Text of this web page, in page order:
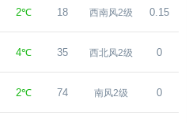
2℃ 18 西南风2级 0.15
4℃ 35 西北风2级 0
2℃ 74 南风2级 0